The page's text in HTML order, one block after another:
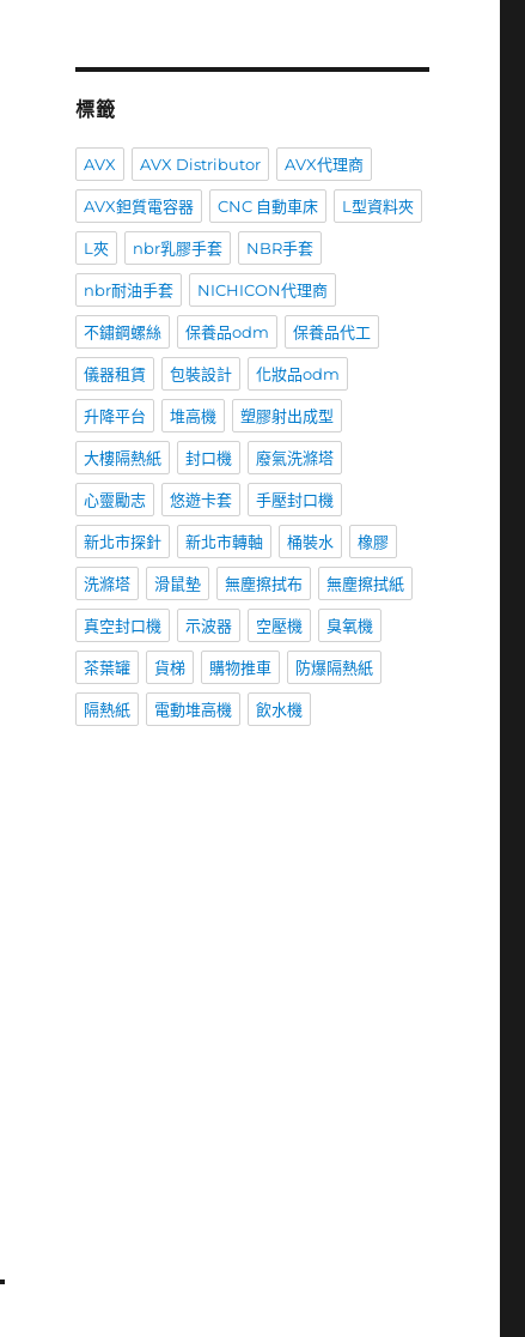
標籤
AVX AVX Distributor AVX代理商
AVX鉭質電容器 CNC 自動車床 L型資料夾
L夾 nbr乳膠手套 NBR手套
nbr耐油手套 NICHICON代理商
不鏽鋼螺絲 保養品odm 保養品代工
儀器租賃 包裝設計 化妝品odm
升降平台 堆高機 塑膠射出成型
大樓隔熱紙 封口機 廢氣洗滌塔
心靈勵志 悠遊卡套 手壓封口機
新北市探針 新北市轉軸 桶裝水 橡膠
洗滌塔 滑鼠墊 無塵擦拭布 無塵擦拭紙
真空封口機 示波器 空壓機 臭氧機
茶葉罐 貨梯 購物推車 防爆隔熱紙
隔熱紙 電動堆高機 飲水機